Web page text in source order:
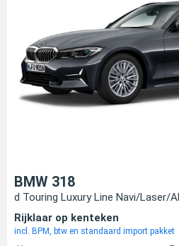
BMW 318
d Touring Luxury Line Navi/Laser/
Rijklaar op kenteken
incl. BPM, btw en standaard import pakket